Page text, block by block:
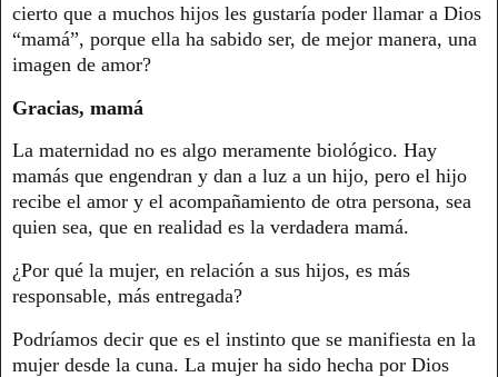
cierto que a muchos hijos les gustaría poder llamar a Dios
“mamá”, porque ella ha sabido ser, de mejor manera, una
imagen de amor?
Gracias, mamá
La maternidad no es algo meramente biológico. Hay
mamás que engendran y dan a luz a un hijo, pero el hijo
recibe el amor y el acompañamiento de otra persona, sea
quien sea, que en realidad es la verdadera mamá.
¿Por qué la mujer, en relación a sus hijos, es más
responsable, más entregada?
Podríamos decir que es el instinto que se manifiesta en la
mujer desde la cuna. La mujer ha sido hecha por Dios